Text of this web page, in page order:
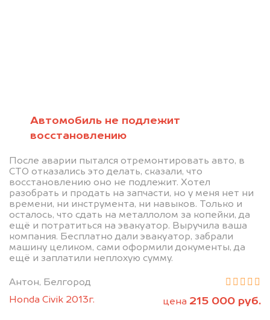
Автомобиль не подлежит
восстановлению
После аварии пытался отремонтировать авто, в
СТО отказались это делать, сказали, что
восстановлению оно не подлежит. Хотел
разобрать и продать на запчасти, но у меня нет ни
времени, ни инструмента, ни навыков. Только и
осталось, что сдать на металлолом за копейки, да
ещё и потратиться на эвакуатор. Выручила ваша
компания. Бесплатно дали эвакуатор, забрали
машину целиком, сами оформили документы, да
ещё и заплатили неплохую сумму.
Антон, Белгород
Honda Civik 2013г.
цена 215 000 руб.
БЕСПЛАТНО
разборку.
Мы купим ваше авто на 20.000 руб.
дороже, чем предлагают на
автоаукционах.